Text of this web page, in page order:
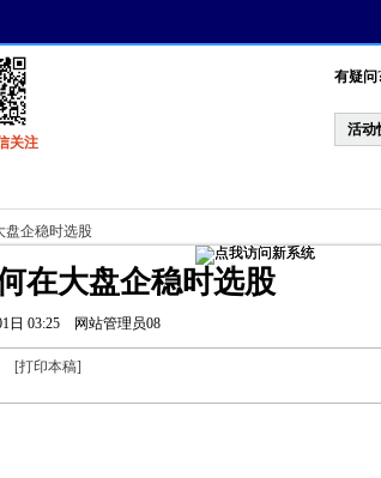
关注
有疑问
活动
盘企稳时选股
在大盘企稳时选股
日 03:25 网站管理员08
[打印本稿]